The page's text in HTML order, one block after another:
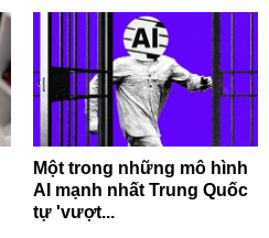
Một trong những mô hình
AI mạnh nhất Trung Quốc
tự 'vượt...